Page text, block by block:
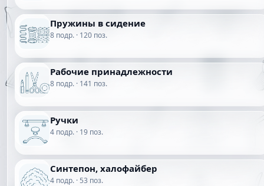
Пружины в сидение
8 подр. · 120 поз.
Рабочие принадлежности
8 подр. · 141 поз.
Ручки
4 подр. · 19 поз.
Синтепон, халофайбер
4 подр. · 53 поз.